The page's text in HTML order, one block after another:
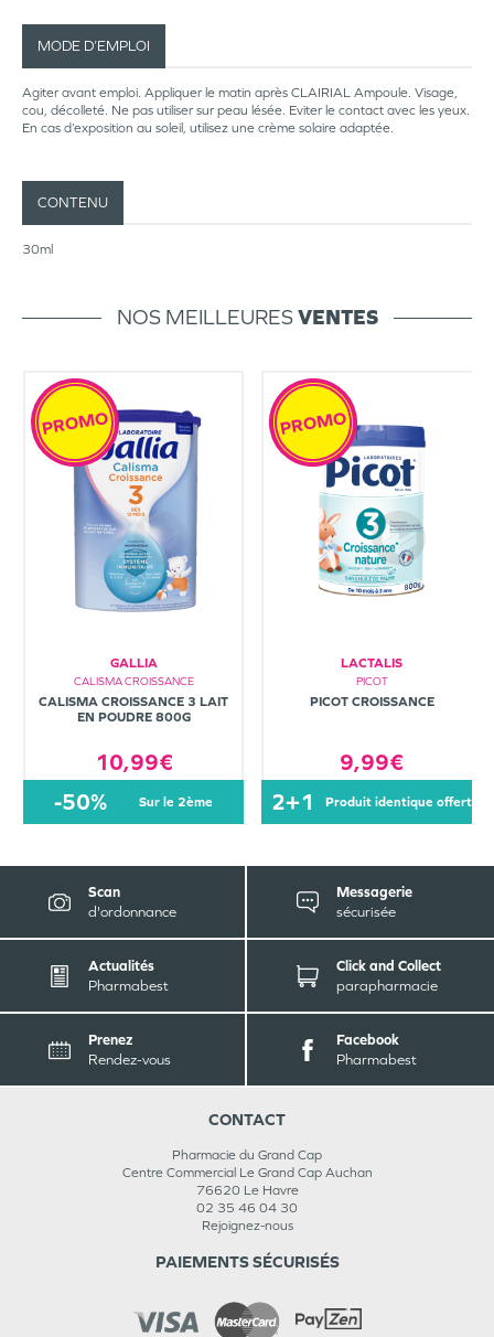
MODE D’EMPLOI
Agiter avant emploi. Appliquer le matin après CLAIRIAL Ampoule. Visage,
cou, décolleté. Ne pas utiliser sur peau lésée. Eviter le contact avec les yeux.
En cas d’exposition au soleil, utilisez une crème solaire adaptée.
CONTENU
30ml
NOS MEILLEURESVENTES
GALLIA
CALISMA CROISSANCE
CALISMA CROISSANCE 3 LAIT
EN POUDRE 800G
10,99€
PROMO
-50% sur le 2ème
LACTALIS
PICOT
PICOT CROISSANCE
9,99€
PROMO
2+1 produit identique offert
Scan
d'ordonnance
Messagerie
sécurisée
Actualités
Pharmabest
Click and Collect
parapharmacie
Prenez
Rendez-vous
Facebook
Pharmabest
CONTACT
Pharmacie du Grand Cap
Centre Commercial Le Grand Cap Auchan
76620 Le Havre
02 35 46 04 30
Rejoignez-nous
PAIEMENTS SÉCURISÉS